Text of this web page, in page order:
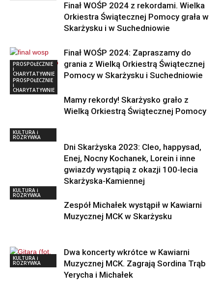
Finał WOŚP 2024 z rekordami. Wielka
Orkiestra Świątecznej Pomocy grała w
Skarżysku i w Suchedniowie
PROSPOŁECZNIE
i
CHARYTATYWNIE
Finał WOŚP 2024: Zapraszamy do
grania z Wielką Orkiestrą Świątecznej
Pomocy w Skarżysku i Suchedniowie
PROSPOŁECZNIE
i
CHARYTATYWNIE
Mamy rekordy! Skarżysko grało z
Wielką Orkiestrą Świątecznej Pomocy
KULTURA i
ROZRYWKA
Dni Skarżyska 2023: Cleo, happysad,
Enej, Nocny Kochanek, Lorein i inne
gwiazdy wystąpią z okazji 100-lecia
Skarżyska-Kamiennej
KULTURA i
ROZRYWKA
Zespół Michałek wystąpił w Kawiarni
Muzycznej MCK w Skarżysku
KULTURA i
ROZRYWKA
Dwa koncerty wkrótce w Kawiarni
Muzycznej MCK. Zagrają Sordina Trąb
Yerycha i Michałek